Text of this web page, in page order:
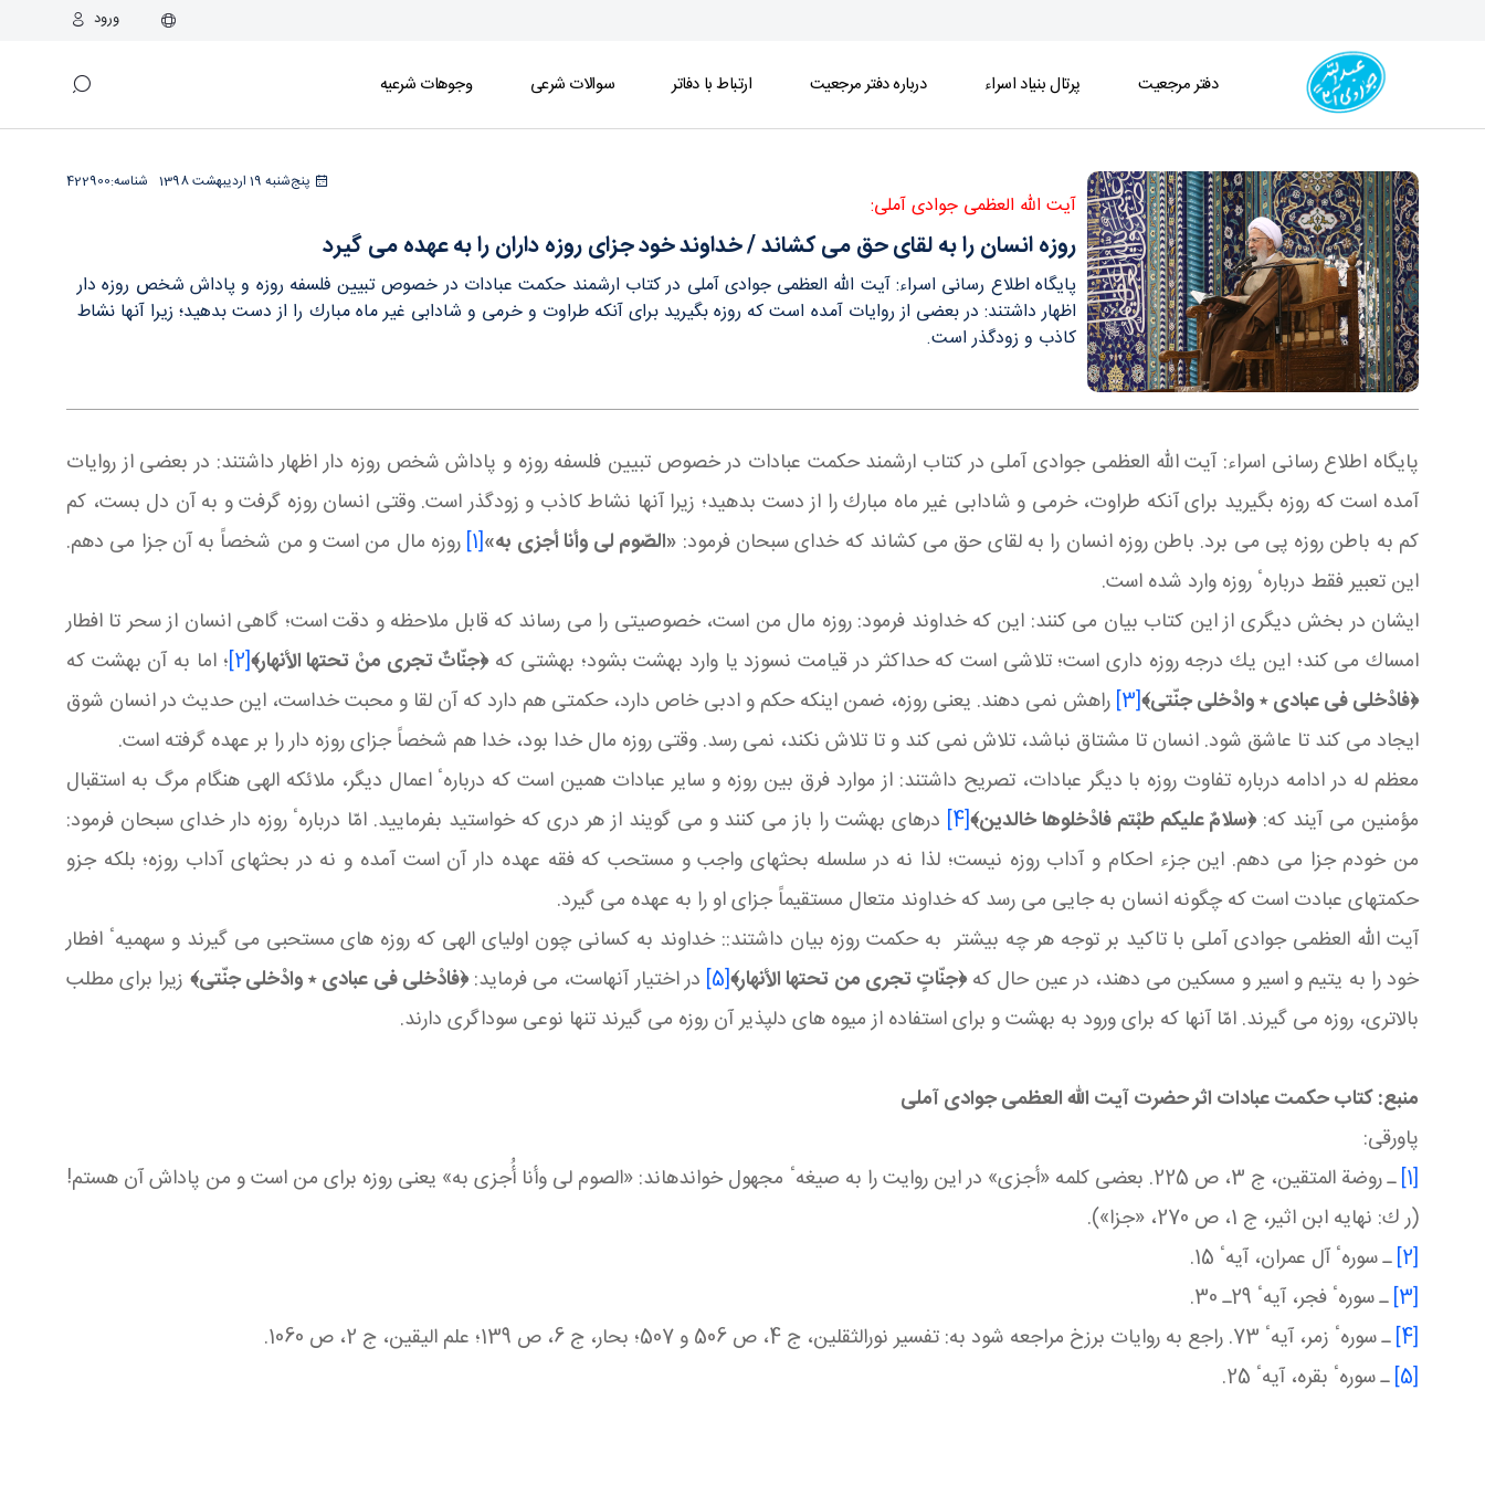
ورود
دفتر مرجعیت پرتال بنیاد اسراء درباره دفتر مرجعیت ارتباط با دفاتر سوالات شرعی وجوهات شرعیه
پنج‌شنبه 19 اردیبهشت 1398 422900شناسه:
آیت الله العظمی جوادی آملی:
روزه انسان را به لقای حق می‏ كشاند / خداوند خود جزای روزه داران را به عهده می‏ گیرد
پایگاه اطلاع رسانی اسراء: آیت الله العظمی جوادی آملی در کتاب ارشمند حکمت عبادات در خصوص تبیین فلسفه روزه و پاداش شخص روزه‏ دار
اظهار داشتند: در بعضی از روایات آمده است كه روزه بگیرید برای آنكه طراوت و خرمی و شادابی غیر ماه مبارك را از دست بدهید؛ زیرا آنها نشاط
كاذب و زودگذر است.
پایگاه اطلاع رسانی اسراء: آیت الله العظمی جوادی آملی در کتاب ارشمند حکمت عبادات در خصوص تبیین فلسفه روزه و پاداش شخص روزه‏ دار اظهار داشتند: در بعضی از روایات
آمده است كه روزه بگیرید برای آنكه طراوت، خرمی و شادابی غیر ماه مبارك را از دست بدهید؛ زیرا آنها نشاط كاذب و زودگذر است. وقتی انسان روزه گرفت و به آن دل بست، كم
كم به باطن روزه پی می‏ برد. باطن روزه انسان را به لقای حق می‏ كشاند كه خدای سبحان فرمود: «الصّوم لى وأنا أجزى به»[1] روزه مال من است و من شخصاً به آن جزا می ‏دهم.
این تعبیر فقط دربارهٴ روزه وارد شده است.
ایشان در بخش دیگری از این کتاب بیان می کنند: این كه خداوند فرمود: روزه مال من است، خصوصیتی را می‏ رساند كه قابل ملاحظه و دقت است؛ گاهی انسان از سحر تا افطار
امساك می‏ كند؛ این یك درجه روزه‏ داری است؛ تلاشی است كه حداكثر در قیامت نسوزد یا وارد بهشت بشود؛ بهشتی كه﴿جنّاتٌ تجری منْ تحتها الأنهار﴾[2]؛ اما به آن بهشت كه
﴿فادْخلی فی عبادی ٭ وادْخلی جنّتی﴾[3] راهش نمی‏ دهند. یعنی روزه، ضمن اینكه حكم و ادبی خاص دارد، حكمتی هم دارد كه آن لقا و محبت خداست، این حدیث در انسان شوق
ایجاد می‏ كند تا عاشق شود. انسان تا مشتاق نباشد، تلاش نمی‏ كند و تا تلاش نكند، نمی‏ رسد. وقتی روزه مال خدا بود، خدا هم شخصاً جزای روزه‏ دار را بر عهده گرفته است.
معظم له در ادامه درباره تفاوت روزه با دیگر عبادات، تصریح داشتند: از موارد فرق بین روزه و سایر عبادات همین است كه دربارهٴ اعمال دیگر، ملائكه الهی هنگام مرگ به استقبال
مؤمنین می‏ آیند كه:﴿سلامٌ علیكم طبْتم فادْخلوها خالدین﴾[4] درهای بهشت را باز می‏ كنند و می‏ گویند از هر دری كه خواستید بفرمایید. امّا دربارهٴ روزه‏ دار خدای سبحان فرمود:
من خودم جزا می‏ دهم. این جزء احكام و آداب روزه نیست؛ لذا نه در سلسله بحثهای واجب و مستحب كه فقه عهده‏ دار آن است آمده و نه در بحثهای آداب روزه؛ بلكه جزو
حكمتهای عبادت است كه چگونه انسان به جایی می‏ رسد كه خداوند متعال مستقیماً جزای او را به عهده می‏ گیرد.
آیت الله العظمی جوادی آملی با تاکید بر توجه هر چه بیشتر به حکمت روزه بیان داشتند:: خداوند به كسانی چون اولیای الهی كه روزه‏ های مستحبی می‏ گیرند و سهمیهٴ افطار
خود را به یتیم و اسیر و مسكین می‏ دهند، در عین حال كه﴿جنّاتٍ تجری من تحتها الأنهار﴾[5] در اختیار آنهاست، می‏ فرماید:﴿فادْخلی فی عبادی ٭ وادْخلی جنّتی﴾ زیرا برای مطلب
بالاتری، روزه می‏ گیرند. امّا آنها كه برای ورود به بهشت و برای استفاده از میوه‏ های دلپذیر آن روزه می‏ گیرند تنها نوعی سوداگری دارند.
منبع: کتاب حکمت عبادات اثر حضرت آیت الله العظمی جوادی آملی
پاورقی:
[1]
ـ روضة المتقین، ج 3، ص 225. بعضی كلمه «أجزی» در این روایت را به صیغهٴ مجهول خوانده‏اند: «الصوم لى وأنا أُجزی به» یعنی روزه برای من است و من پاداش آن هستم!
(ر ك: نهایه ابن اثیر، ج 1، ص 270، «جزا»).
[2]ـ سورهٴ آل عمران، آیهٴ 15.
[3]ـ سورهٴ فجر، آیهٴ 29ـ 30.
[4]ـ سورهٴ زمر، آیهٴ 73. راجع به روایات برزخ مراجعه شود به: تفسیر نورالثقلین، ج 4، ص 506 و 507؛ بحار، ج 6، ص 139؛ علم الیقین، ج 2، ص 1060.
[5]ـ سورهٴ بقره، آیهٴ 25.